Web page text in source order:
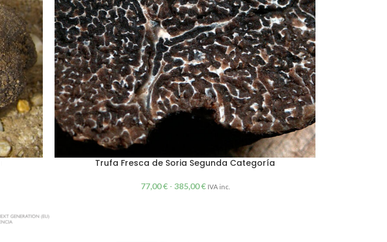
Trufa Fresca de Soria Segunda Categoría
77,00€ - 385,00€ IVA inc.